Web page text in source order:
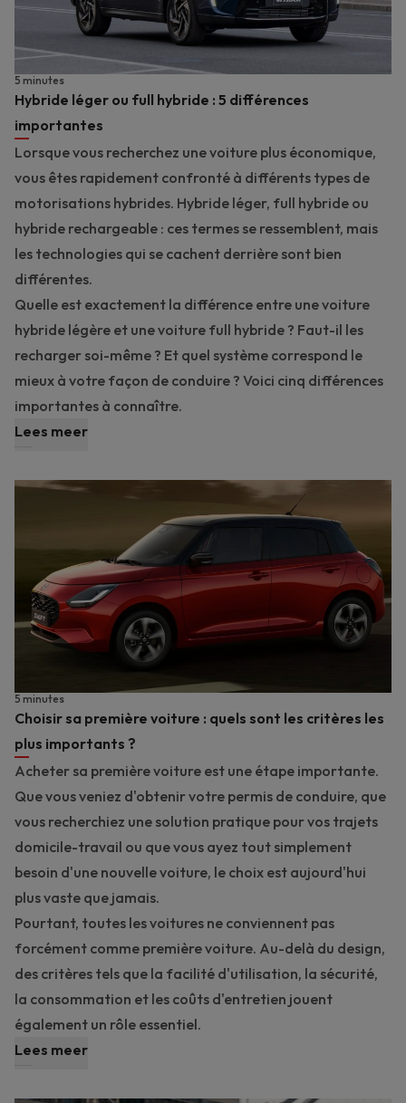
Hybride léger ou full hybride : 5 différences
importantes
5 minutes
Lorsque vous recherchez une voiture plus économique,
vous êtes rapidement confronté à différents types de
motorisations hybrides. Hybride léger, full hybride ou
hybride rechargeable : ces termes se ressemblent, mais
les technologies qui se cachent derrière sont bien
différentes.
Quelle est exactement la différence entre une voiture
hybride légère et une voiture full hybride ? Faut-il les
recharger soi-même ? Et quel système correspond le
mieux à votre façon de conduire ? Voici cinq différences
importantes à connaître.
Lees meer
Choisir sa première voiture : quels sont les critères les
plus importants ?
5 minutes
Acheter sa première voiture est une étape importante.
Que vous veniez d'obtenir votre permis de conduire, que
vous recherchiez une solution pratique pour vos trajets
domicile-travail ou que vous ayez tout simplement
besoin d'une nouvelle voiture, le choix est aujourd'hui
plus vaste que jamais.
Pourtant, toutes les voitures ne conviennent pas
forcément comme première voiture. Au-delà du design,
des critères tels que la facilité d'utilisation, la sécurité,
la consommation et les coûts d'entretien jouent
également un rôle essentiel.
Lees meer